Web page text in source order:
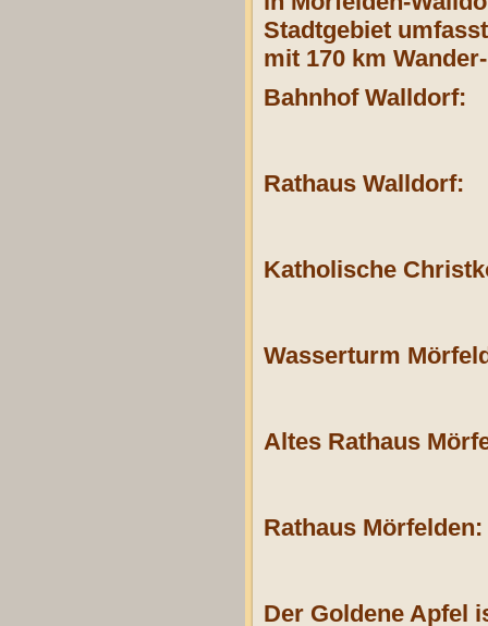
Stadtgebiet
mit 170 km
Bahnhof Walldorf:
Rathaus Walldorf:
Katholische
Wasserturm
Altes Rathaus
Rathaus Mörfelden:
Der Goldene Apfel